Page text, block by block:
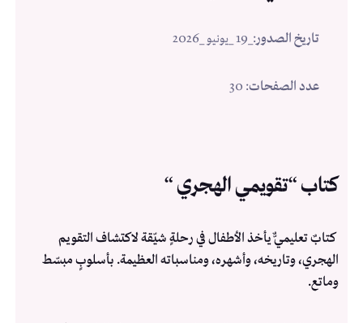
تاريخ الصدور:
عدد الصفحات: 30
كتاب “تقويمي الهجري “
كتابٌ تعليميٌّ يأخذ الأطفال في رحلةٍ شيّقة لاكتشاف التقويم
الهجري، وتاريخه، وأشهره، ومناسباته العظيمة. بأسلوبٍ مبسّط
وماتع.